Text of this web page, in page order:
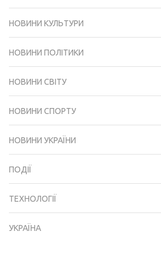
НОВИНИ КУЛЬТУРИ
НОВИНИ ПОЛІТИКИ
НОВИНИ СВІТУ
НОВИНИ СПОРТУ
НОВИНИ УКРАЇНИ
ПОДІЇ
ТЕХНОЛОГІЇ
УКРАЇНА